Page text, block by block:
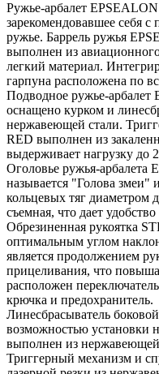
Ружье-арбалет
зарекомендовавшее себя
ружье. Баррель ружья
выполнен из
легкий материал.
гарпуна расположена по
Подводное ружье-
оснащено курком и
нержавеющей стали.
RED выполнен из
выдерживает нагрузку до
Оголовье ружья-
называется "Голова змеи"
кольцевых тяг диаметром
съемная, что дает
Обрезиненная рукоятка
оптимальным углом
является продолжением
прицеливания, что
расположен
крючка и предохранитель.
Линесбрасыватель
возможностью установки
выполнен из нержавеющей
Триггерный механизм и